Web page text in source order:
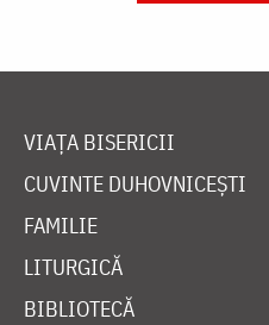
VIAȚA BISERICII
CUVINTE DUHOVNICEȘTI
FAMILIE
LITURGICĂ
BIBLIOTECĂ